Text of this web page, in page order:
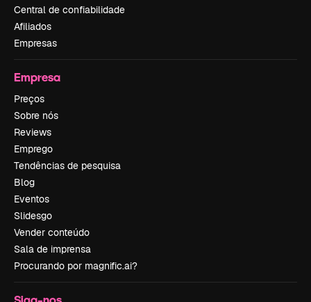
Central de confiabilidade
Afiliados
Empresas
Empresa
Preços
Sobre nós
Reviews
Emprego
Tendências de pesquisa
Blog
Eventos
Slidesgo
Vender conteúdo
Sala de imprensa
Procurando por magnific.ai?